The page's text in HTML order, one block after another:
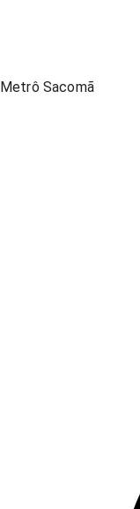
Metrô Sacomã